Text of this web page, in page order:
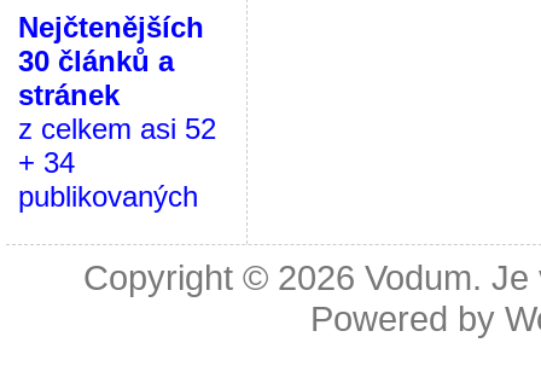
Nejčtenějších
30 článků a
stránek
z celkem asi 52
+ 34
publikovaných
Copyright © 2026 Vodum.
Powered by